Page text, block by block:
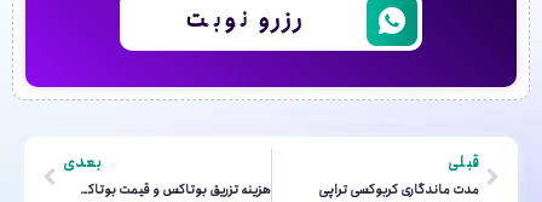
رزرو نوبت
قبلی
مدت ماندگاری کربوکسی تراپی
بعدی
هزینه تزریق بوتاکس و قیمت بوتاکس در سال 1405